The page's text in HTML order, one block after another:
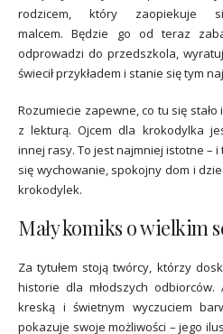
rodzicem, który zaopiekuje
malcem. Będzie go od teraz
odprowadzi do przedszkola,
świecił przykładem i stanie się tym
Rozumiecie zapewne, co tu się
z lekturą. Ojcem dla krokodylka
innej rasy. To jest najmniej istotne – i
się wychowanie, spokojny dom i
krokodylek.
Mały komiks o wielkim
Za tytułem stoją twórcy, którzy
historie dla młodszych
kreską i świetnym wyczuciem
pokazuje swoje możliwości – jego